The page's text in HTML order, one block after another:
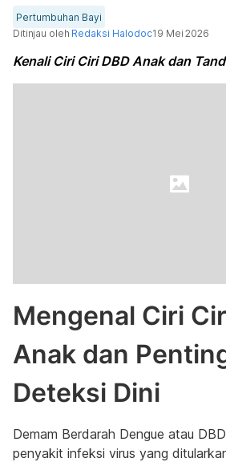
Pertumbuhan Bayi
Ditinjau oleh Redaksi Halodoc19 Mei 2026
Kenali Ciri Ciri DBD Anak dan
Mengenal Ciri
Anak dan
Deteksi Dini
Demam Berdarah Dengue atau
penyakit infeksi virus yang